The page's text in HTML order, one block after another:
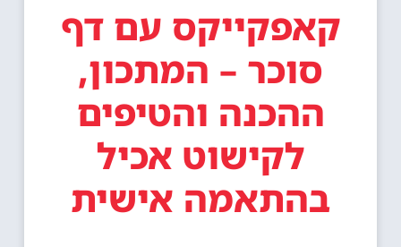
קאפקייקס עם דף
סוכר – המתכון,
ההכנה והטיפים
לקישוט אכיל
בהתאמה אישית